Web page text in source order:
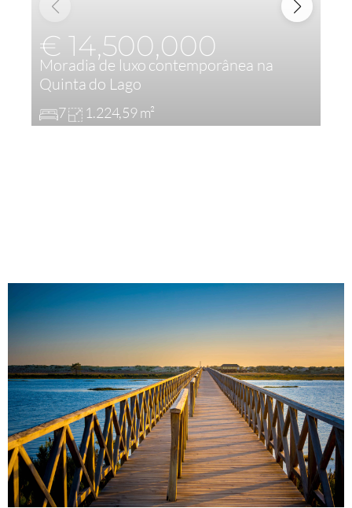
€ 14,500,000
Moradia de luxo contemporânea na
Quinta do Lago
7 1.224,59 m²